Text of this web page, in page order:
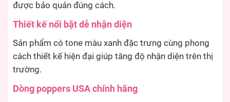
được bảo quản đúng cách.
Thiết kế nổi bật dễ nhận diện
Sản phẩm có tone màu xanh đặc trưng cùng phong
cách thiết kế hiện đại giúp tăng độ nhận diện trên thị
trường.
Dòng poppers USA chính hãng